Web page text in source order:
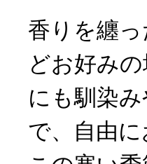
香りを纏
どお好み
にも馴染
で、自由